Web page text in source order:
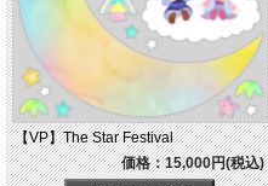
【VP】The Star Festival
価格：15,000円(税込)